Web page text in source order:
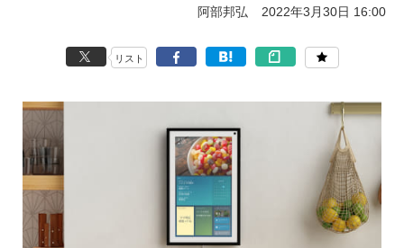
阿部邦弘 2022年3月30日 16:00
リスト